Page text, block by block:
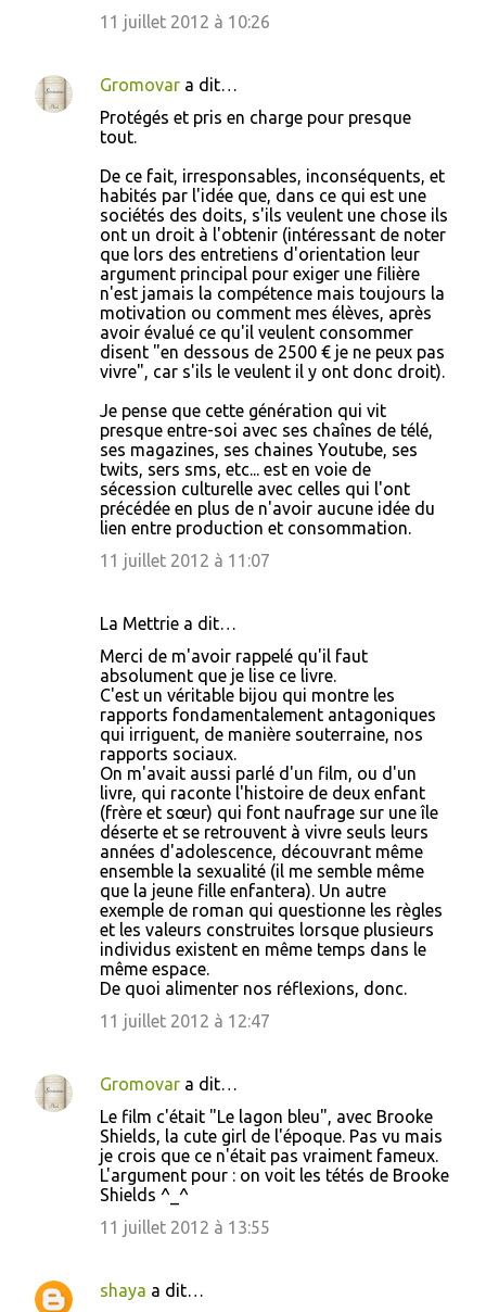
11 juillet 2012 à 10:26
Gromovar a dit…
Protégés et pris en charge pour presque
tout.
De ce fait, irresponsables, inconséquents, et
habités par l'idée que, dans ce qui est une
sociétés des doits, s'ils veulent une chose ils
ont un droit à l'obtenir (intéressant de noter
que lors des entretiens d'orientation leur
argument principal pour exiger une filière
n'est jamais la compétence mais toujours la
motivation ou comment mes élèves, après
avoir évalué ce qu'il veulent consommer
disent "en dessous de 2500 € je ne peux pas
vivre", car s'ils le veulent il y ont donc droit).
Je pense que cette génération qui vit
presque entre-soi avec ses chaînes de télé,
ses magazines, ses chaines Youtube, ses
twits, sers sms, etc... est en voie de
sécession culturelle avec celles qui l'ont
précédée en plus de n'avoir aucune idée du
lien entre production et consommation.
11 juillet 2012 à 11:07
La Mettrie a dit…
Merci de m'avoir rappelé qu'il faut
absolument que je lise ce livre.
C'est un véritable bijou qui montre les
rapports fondamentalement antagoniques
qui irriguent, de manière souterraine, nos
rapports sociaux.
On m'avait aussi parlé d'un film, ou d'un
livre, qui raconte l'histoire de deux enfant
(frère et sœur) qui font naufrage sur une île
déserte et se retrouvent à vivre seuls leurs
années d'adolescence, découvrant même
ensemble la sexualité (il me semble même
que la jeune fille enfantera). Un autre
exemple de roman qui questionne les règles
et les valeurs construites lorsque plusieurs
individus existent en même temps dans le
même espace.
De quoi alimenter nos réflexions, donc.
11 juillet 2012 à 12:47
Gromovar a dit…
Le film c'était "Le lagon bleu", avec Brooke
Shields, la cute girl de l'époque. Pas vu mais
je crois que ce n'était pas vraiment fameux.
L'argument pour : on voit les tétés de Brooke
Shields ^_^
11 juillet 2012 à 13:55
shaya a dit…